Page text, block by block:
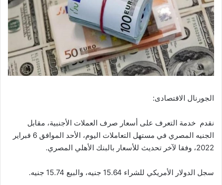
الجورنال الاقتصادى:
نقدم خدمة التعرف على أسعار صرف العملات الأجنبية، مقابل
الجنيه المصري في مستهل التعاملات اليوم، الأحد الموافق 6 فبراير
2022، وفقا لآخر تحديث للأسعار بالبنك الأهلي المصري.
سجل الدولار الأمريكي للشراء 15.64 جنيه، والبيع 15.74 جنيه.